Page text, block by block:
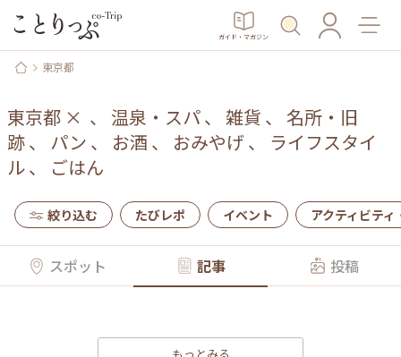
ガイド・マガジン
東京都
東京都 × 、 温泉・スパ、 雑貨 、 名所・旧
跡、 パン 、 お酒 、 おみやげ 、 ライフスタイ
ル、 ごはん
絞り込む たびレポ イベント アクティビティ
スポット 記事 投稿